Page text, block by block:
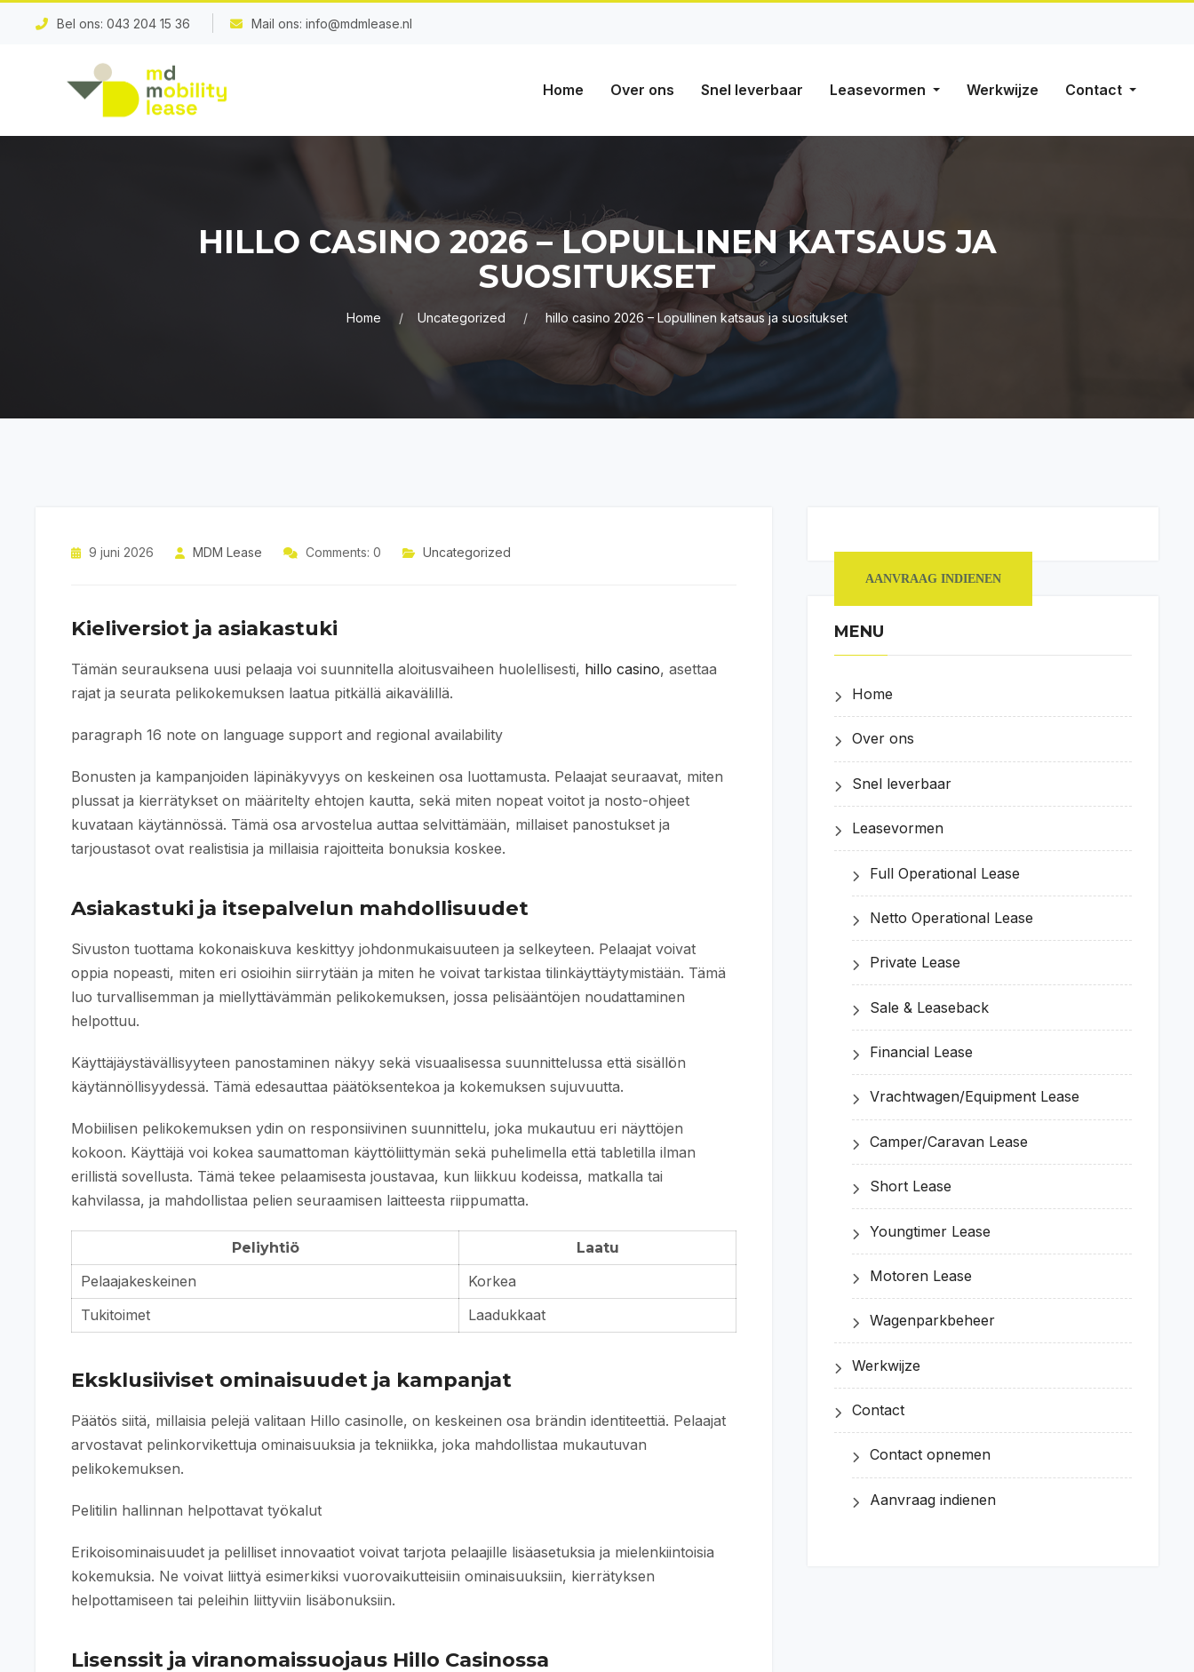
Bel ons: 043 204 15 36 Mail ons: info@mdmlease.nl
Home Over ons Snel leverbaar Leasevormen Werkwijze Contact
HILLO CASINO 2026 – LOPULLINEN KATSAUS JA
SUOSITUKSET
Home Uncategorized hillo casino 2026 – Lopullinen katsaus ja suositukset
9 juni 2026 MDM Lease Comments: 0 Uncategorized
Kieliversiot ja asiakastuki
Tämän seurauksena uusi pelaaja voi suunnitella aloitusvaiheen huolellisesti, hillo casino, asettaa
rajat ja seurata pelikokemuksen laatua pitkällä aikavälillä.
paragraph 16 note on language support and regional availability
Bonusten ja kampanjoiden läpinäkyvyys on keskeinen osa luottamusta. Pelaajat seuraavat, miten
plussat ja kierrätykset on määritelty ehtojen kautta, sekä miten nopeat voitot ja nosto-ohjeet
kuvataan käytännössä. Tämä osa arvostelua auttaa selvittämään, millaiset panostukset ja
tarjoustasot ovat realistisia ja millaisia rajoitteita bonuksia koskee.
Asiakastuki ja itsepalvelun mahdollisuudet
Sivuston tuottama kokonaiskuva keskittyy johdonmukaisuuteen ja selkeyteen. Pelaajat voivat
oppia nopeasti, miten eri osioihin siirrytään ja miten he voivat tarkistaa tilinkäyttäytymistään. Tämä
luo turvallisemman ja miellyttävämmän pelikokemuksen, jossa pelisääntöjen noudattaminen
helpottuu.
Käyttäjäystävällisyyteen panostaminen näkyy sekä visuaalisessa suunnittelussa että sisällön
käytännöllisyydessä. Tämä edesauttaa päätöksentekoa ja kokemuksen sujuvuutta.
Mobiilisen pelikokemuksen ydin on responsiivinen suunnittelu, joka mukautuu eri näyttöjen
kokoon. Käyttäjä voi kokea saumattoman käyttöliittymän sekä puhelimella että tabletilla ilman
erillistä sovellusta. Tämä tekee pelaamisesta joustavaa, kun liikkuu kodeissa, matkalla tai
kahvilassa, ja mahdollistaa pelien seuraamisen laitteesta riippumatta.
Peliyhtiö Laatu
Pelaajakeskeinen
Korkea
Tukitoimet
Laadukkaat
Eksklusiiviset ominaisuudet ja kampanjat
Päätös siitä, millaisia pelejä valitaan Hillo casinolle, on keskeinen osa brändin identiteettiä. Pelaajat
arvostavat pelinkorvikettuja ominaisuuksia ja tekniikka, joka mahdollistaa mukautuvan
pelikokemuksen.
Pelitilin hallinnan helpottavat työkalut
Erikoisominaisuudet ja pelilliset innovaatiot voivat tarjota pelaajille lisäasetuksia ja mielenkiintoisia
kokemuksia. Ne voivat liittyä esimerkiksi vuorovaikutteisiin ominaisuuksiin, kierrätyksen
helpottamiseen tai peleihin liittyviin lisäbonuksiin.
Lisenssit ja viranomaissuojaus Hillo Casinossa
AANVRAAG INDIENEN
MENU
Home
Over ons
Snel leverbaar
Leasevormen
Full Operational Lease
Netto Operational Lease
Private Lease
Sale & Leaseback
Financial Lease
Vrachtwagen/Equipment Lease
Camper/Caravan Lease
Short Lease
Youngtimer Lease
Motoren Lease
Wagenparkbeheer
Werkwijze
Contact
Contact opnemen
Aanvraag indienen